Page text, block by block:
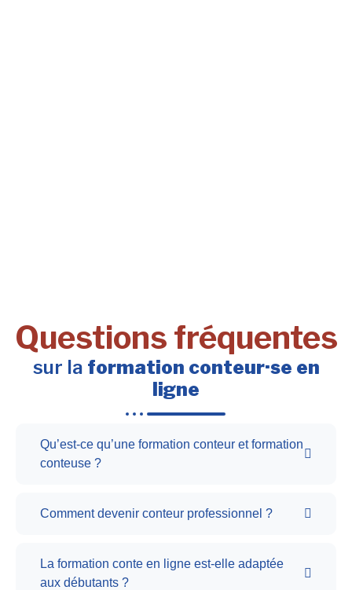
Questions fréquentes
sur la formation conteur·se en
ligne
Qu’est-ce qu’une formation conteur et formation
conteuse ?
Comment devenir conteur professionnel ?
La formation conte en ligne est-elle adaptée
aux débutants ?